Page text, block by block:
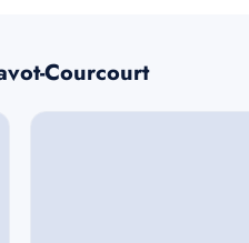
Courcourt